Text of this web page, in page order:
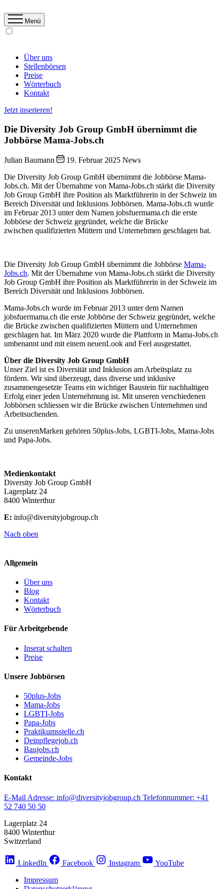
Menü
Über uns
Stellenbörsen
Preise
Wörterbuch
Kontakt
Jetzt inserieren!
Die Diversity Job Group GmbH übernimmt die
Jobbörse Mama-Jobs.ch
Julian Baumann 19. Februar 2025 News
Die Diversity Job Group GmbH übernimmt die Jobbörse Mama-
Jobs.ch. Mit der Übernahme von Mama-Jobs.ch stärkt die Diversity
Job Group GmbH ihre Position als Marktführerin in der Schweiz im
Bereich Diversität und Inklusions Jobbörsen. Mama-Jobs.ch wurde
im Februar 2013 unter dem Namen jobsfuermama.ch die erste
Jobbörse der Schweiz gegründet, welche die Brücke
zwischen qualifizierten Müttern und Unternehmen geschlagen hat.
Die Diversity Job Group GmbH übernimmt die Jobbörse Mama-
Jobs.ch. Mit der Übernahme von Mama-Jobs.ch stärkt die Diversity
Job Group GmbH ihre Position als Marktführerin in der Schweiz im
Bereich Diversität und Inklusions Jobbörsen.
Mama-Jobs.ch wurde im Februar 2013 unter dem Namen
jobsfuermama.ch die erste Jobbörse der Schweiz gegründet, welche
die Brücke zwischen qualifizierten Müttern und Unternehmen
geschlagen hat. Im März 2020 wurde die Plattform in Mama-Jobs.ch
umbenannt und mit einem neuenLook and Feel ausgestattet.
Über die Diversity Job Group GmbH
Unser Ziel ist es Diversität und Inklusion am Arbeitsplatz zu
fördern. Wir sind überzeugt, dass diverse und inklusive
zusammengesetzte Teams ein wichtiger Baustein für nachhaltigen
Erfolg einer jeden Unternehmung ist. Mit unseren verschiedenen
Jobbörsen schliessen wir die Brücke zwischen Unternehmen und
Arbeitsuchenden.
Zu unserenMarken gehören 50plus-Jobs, LGBTI-Jobs, Mama-Jobs
und Papa-Jobs.
Medienkontakt
Diversity Job Group GmbH
Lagerplatz 24
8400 Winterthur
E: info@diversityjobgroup.ch
Nach oben
Allgemein
Über uns
Blog
Kontakt
Wörterbuch
Für Arbeitgebende
Inserat schalten
Preise
Unsere Jobbörsen
50plus-Jobs
Mama-Jobs
LGBTI-Jobs
Papa-Jobs
Praktikumsstelle.ch
Deinpflegejob.ch
Baujobs.ch
Gemeinde-Jobs
Kontakt
E-Mail Adresse: info@diversityjobgroup.ch Telefonnummer: +41
52 740 50 50
Lagerplatz 24
8400 Winterthur
Switzerland
LinkedIn Facebook Instagram
YouTube
Impressum